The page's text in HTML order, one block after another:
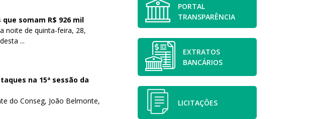
somam R$ 926 mil
noite de quinta-feira, 28,
...
na 15ª sessão da
do Conseg, João Belmonte,
PORTAL
TRANSPARÊNCIA
EXTRATOS
BANCÁRIOS
LICITAÇÕES